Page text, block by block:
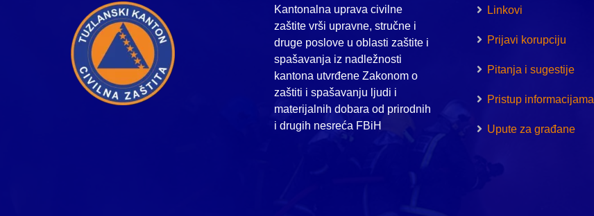
Kantonalna uprava civilne
zaštite vrši upravne, stručne i
druge poslove u oblasti zaštite i
spašavanja iz nadležnosti
kantona utvrđene Zakonom o
zaštiti i spašavanju ljudi i
materijalnih dobara od prirodnih
i drugih nesreća FBiH
Linkovi
Prijavi korupciju
Pitanja i sugestije
Pristup informacijama
Upute za građane